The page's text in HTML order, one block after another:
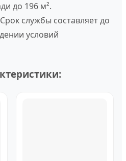
до 196 м².
Срок службы составляет до
условий